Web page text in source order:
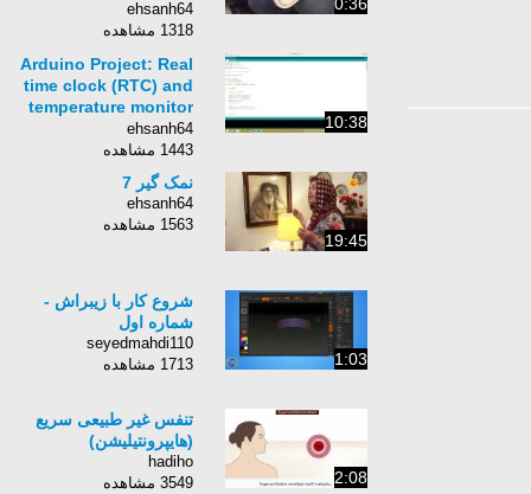
ehsanh64
1318 مشاهده
10:38
Arduino Project: Real
time clock (RTC) and
temperature monitor
using the DS3231
module.
ehsanh64
1443 مشاهده
19:45
نمک گیر 7
ehsanh64
1563 مشاهده
1:03
شروع کار با زیبراش -
شماره اول
seyedmahdi110
1713 مشاهده
2:08
تنفس غیر طبیعی سریع
(هایپرونتیلیشن)
hadiho
3549 مشاهده